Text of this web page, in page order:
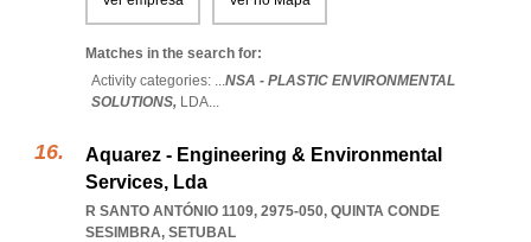
Matches in the search for:
Activity categories: ...NSA - PLASTIC ENVIRONMENTAL
SOLUTIONS, LDA...
Aquarez - Engineering & Environmental
Services, Lda
R SANTO ANTÓNIO 1109, 2975-050, QUINTA CONDE
SESIMBRA, SETUBAL